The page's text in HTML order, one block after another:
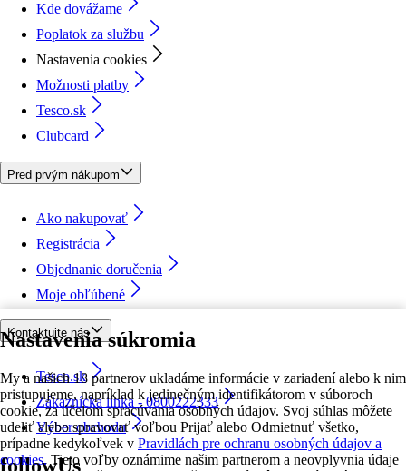
Nastavenia súkromia
My a našich 18 partnerov ukladáme informácie v zariadení alebo k nim
pristupujeme, napríklad k jedinečným identifikátorom v súboroch
cookie, za účelom spracúvania osobných údajov. Svoj súhlas môžete
udeliť alebo spravovať voľbou Prijať alebo Odmietnuť všetko,
prípadne kedykoľvek v Pravidlách pre ochranu osobných údajov a
cookies. Tieto voľby oznámime našim partnerom a neovplyvnia údaje
Kde dovážame
Poplatok za službu
Nastavenia cookies
Možnosti platby
Tesco.sk
Clubcard
Pred prvým nákupom
Ako nakupovať
Registrácia
Objednanie doručenia
Moje obľúbené
Kontaktujte nás
Tesco.sk
Zákaznícka linka - 0800222333
Výber obchodu
followUs